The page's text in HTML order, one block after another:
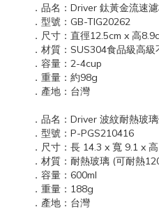
．品名：Driver 鈦黃金流速
．型號：GB-TIG20262
．尺寸：直徑12.5cm x 高
．材質：SUS304食品級高
．容量：2-4cup
．重量：約98g
．產地：台灣
．品名：Driver 波紋耐熱玻
．型號：P-PGS210416
．尺寸：長 14.3 x 寬 9.1 x
．材質：耐熱玻璃 (可耐熱
．容量：600ml
．重量：188g
．產地：台灣